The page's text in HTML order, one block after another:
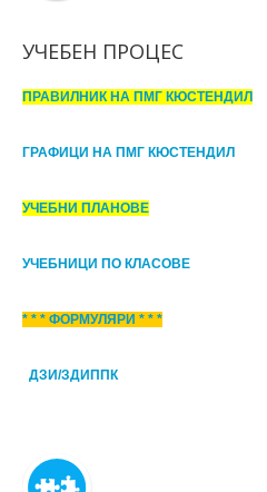
УЧЕБЕН ПРОЦЕС
ПРАВИЛНИК НА ПМГ КЮСТЕНДИЛ
ГРАФИЦИ НА ПМГ КЮСТЕНДИЛ
УЧЕБНИ ПЛАНОВЕ
УЧЕБНИЦИ ПО КЛАСОВЕ
* * * ФОРМУЛЯРИ * * *
ДЗИ/ЗДИППК